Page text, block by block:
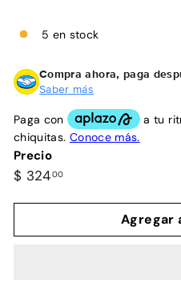
5 en stock
Compra ahora, paga
Saber más
Precio
Precio
$ 32400$
Agregar